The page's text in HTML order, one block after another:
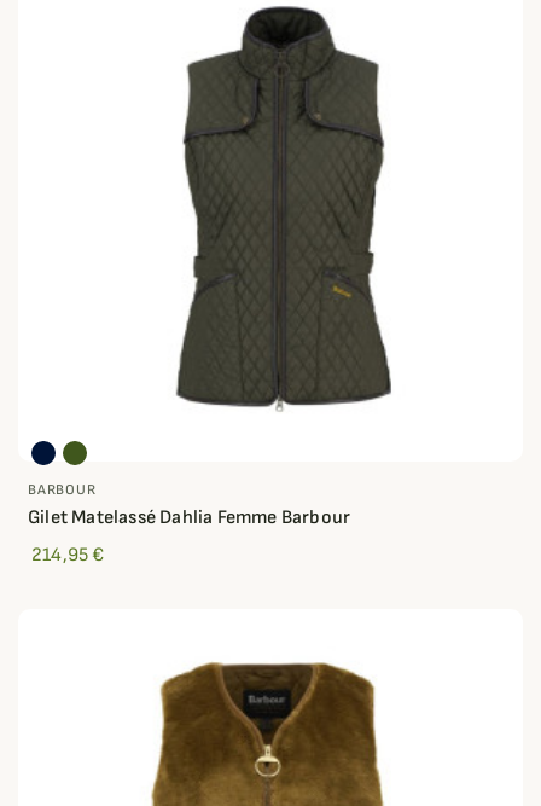
BARBOUR
Gilet Matelassé Dahlia Femme Barbour
214,95 €